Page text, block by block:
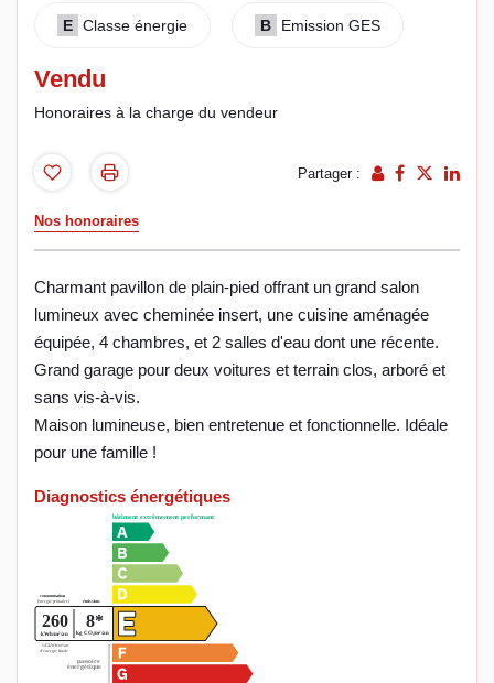
E Classe énergie B Emission GES
Vendu
Honoraires à la charge du vendeur
Partager :
Nos honoraires
Charmant pavillon de plain-pied offrant un grand salon
lumineux avec cheminée insert, une cuisine aménagée
équipée, 4 chambres, et 2 salles d'eau dont une récente.
Grand garage pour deux voitures et terrain clos, arboré et
sans vis-à-vis.
Maison lumineuse, bien entretenue et fonctionnelle. Idéale
pour une famille !
Diagnostics énergétiques